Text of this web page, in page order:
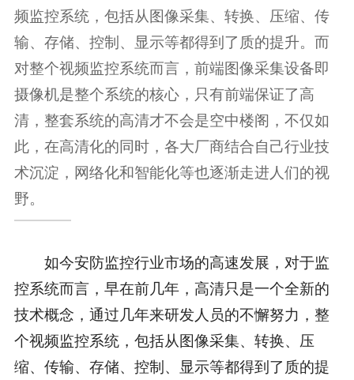
频监控系统，包括从图像采集、转换、压缩、传
输、存储、控制、显示等都得到了质的提升。而
对整个视频监控系统而言，前端图像采集设备即
摄像机是整个系统的核心，只有前端保证了高
清，整套系统的高清才不会是空中楼阁，不仅如
此，在高清化的同时，各大厂商结合自己行业技
术沉淀，网络化和智能化等也逐渐走进人们的视
野。
如今安防监控行业市场的高速发展，对于监
控系统而言，早在前几年，高清只是一个全新的
技术概念，通过几年来研发人员的不懈努力，整
个视频监控系统，包括从图像采集、转换、压
缩、传输、存储、控制、显示等都得到了质的提